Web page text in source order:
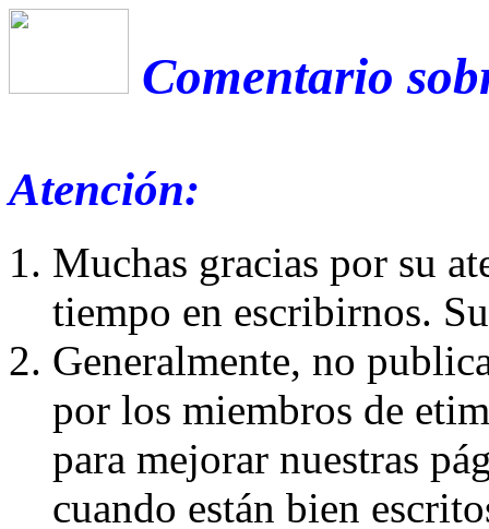
Comentario
Atención:
Muchas gracias por su
tiempo en escribirnos.
Generalmente, no
por los miembros de
para mejorar nuestras
cuando están bien